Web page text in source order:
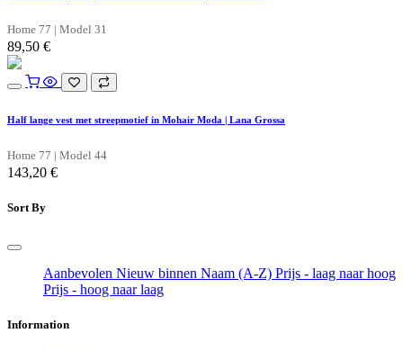
Home 77 | Model 31
89,50 €
Half lange vest met streepmotief in Mohair Moda | Lana Grossa
Home 77 | Model 44
143,20 €
Sort By
Aanbevolen Nieuw binnen Naam (A-Z) Prijs - laag naar hoog
Prijs - hoog naar laag
Information